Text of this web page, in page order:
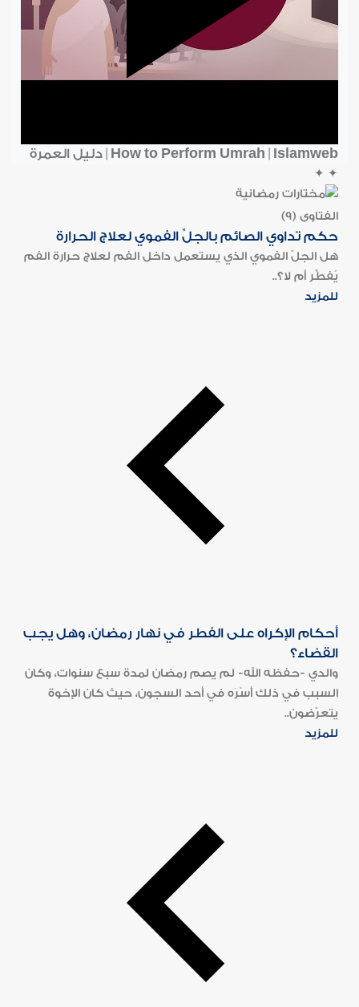
How to Perform Umrah | Islamweb | دليل العمرة
✦
✦
الفتاوى (9)
حكم تداوي الصائم بالجلِّ الفموي لعلاج الحرارة
هل الجلّ الفموي الذي يستعمل داخل الفم لعلاج حرارة الفم
يُفطِّر أم لا؟..
للمزيد
أحكام الإكراه على الفطر في نهار رمضان، وهل يجب
القضاء؟
والدي -حفظه الله- لم يصم رمضان لمدة سبع سنوات، وكان
السبب في ذلك أَسْرَه في أحد السجون، حيث كان الإخوة
يتعرّضون..
للمزيد